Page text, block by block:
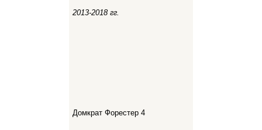
2013-2018 гг.
Домкрат Форестер 4